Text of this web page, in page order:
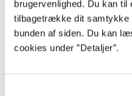
brugervenlighed. Du kan
tilbagetrække dit samtykke
bunden af siden. Du kan
cookies under ”Detaljer”.
...